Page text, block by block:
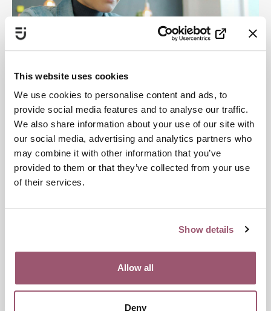
This website uses cookies
We use cookies to personalise content and ads, to
provide social media features and to analyse our traffic.
We also share information about your use of our site with
our social media, advertising and analytics partners who
may combine it with other information that you’ve
provided to them or that they’ve collected from your use
of their services.
Show details
Allow all
Deny
Tydliga könsskillnader i synen på kvinnors företagande
Kvinnor uppfattar oftare än män att kvinnor som driver
EKONOMI